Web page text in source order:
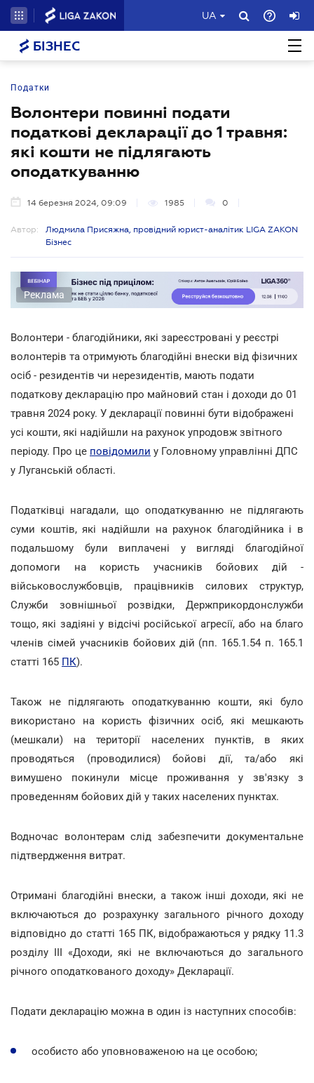
UA
БІЗНЕС
Податки
Волонтери повинні подати
податкові декларації до 1 травня:
які кошти не підлягають
оподаткуванню
14 березня 2024, 09:09 1985 0
Автор:
Людмила Присяжна, провідний юрист-аналітик LIGA ZAKON
Бізнес
Реклама
Волонтери - благодійники, які зареєстровані у реєстрі
волонтерів та отримують благодійні внески від фізичних
осіб - резидентів чи нерезидентів, мають подати
податкову декларацію про майновий стан і доходи до 01
травня 2024 року. У декларації повинні бути відображені
усі кошти, які надійшли на рахунок упродовж звітного
періоду. Про це повідомили у Головному управлінні ДПС
у Луганській області.
Податківці нагадали, що оподаткуванню не підлягають
суми коштів, які надійшли на рахунок благодійника і в
подальшому були виплачені у вигляді благодійної
допомоги на користь учасників бойових дій -
військовослужбовців, працівників силових структур,
Служби зовнішньої розвідки, Держприкордонслужби
тощо, які задіяні у відсічі російської агресії, або на благо
членів сімей учасників бойових дій (пп. 165.1.54 п. 165.1
статті 165 ПК).
Також не підлягають оподаткуванню кошти, які було
використано на користь фізичних осіб, які мешкають
(мешкали) на території населених пунктів, в яких
проводяться (проводилися) бойові дії, та/або які
вимушено покинули місце проживання у зв'язку з
проведенням бойових дій у таких населених пунктах.
Водночас волонтерам слід забезпечити документальне
підтвердження витрат.
Отримані благодійні внески, а також інші доходи, які не
включаються до розрахунку загального річного доходу
відповідно до статті 165 ПК, відображаються у рядку 11.3
розділу III «Доходи, які не включаються до загального
річного оподаткованого доходу» Декларації.
Подати декларацію можна в один із наступних способів:
особисто або уповноваженою на це особою;